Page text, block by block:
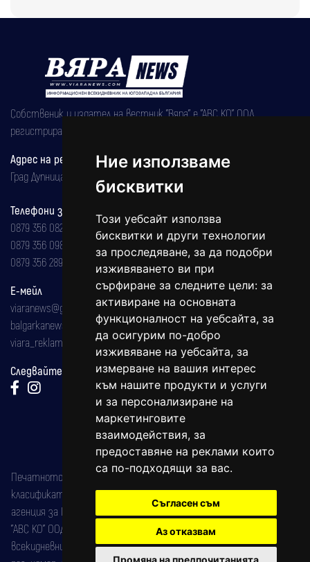
Ние използваме
бисквитки
Този уебсайт използва
бисквитки и други технологии
за проследяване, за да подобри
изживяването ви при
сърфиране за следните цели: за
активиране на основната
функционалност на уебсайта, за
да осигурим по-добро
изживяване на уебсайта, за
измерване на вашия интерес
към нашите продукти и услуги
и за персонализиране на
маркетинговите
взаимодействия, за
предоставяне на реклами които
са по-подходящи за вас.
Съгласен съм
Аз отказвам
Промяна на предпочитанията
Собственик и издател на вестник "Вяра" е "АВС КО" ООД,
регистрирана на 08.05.2002 година.
Адрес на редакцията
Град Дупница, ул.''Христо Ботев" 43
Телефони за реклама и абонаменти
0879 356 082
0879 356 098
0879 356 289
Е-мейл
viaranews@gmail.com
balgarkanews@gmail.com
viara_reklama@mail.bg
Следвайте ни:
Печатното издание на вестника е регистрирано в националния
класификатор на печатните издания (Българска национална
агенция за ISSN) под номер: ISSN 1312-4722.
"АВС КО" ООД е притежател на марката: Вяра информационен
всекидневник на югозападна България, със свидетелство за марка